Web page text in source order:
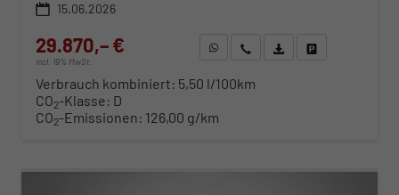
15.06.2026
29.870,– €
incl. 19% MwSt.
WhatsApp anfragen
Wir rufen Sie anFahrzeugexposé (PDF)
Verbrauch kombiniert: 5,50 l/100km
CO2-Klasse: D
CO2-Emissionen: 126,00 g/km